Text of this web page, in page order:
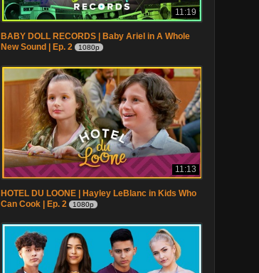
11:19
BABY DOLL RECORDS | Baby Ariel in A Whole
New Sound | Ep. 2
1080p
11:13
HOTEL DU LOONE | Hayley LeBlanc in Kids Who
Can Cook | Ep. 2
1080p